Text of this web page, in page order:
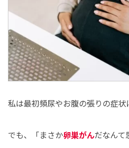
私は最初頻尿やお腹の張りの症状
でも、「まさか卵巣がんだなんて